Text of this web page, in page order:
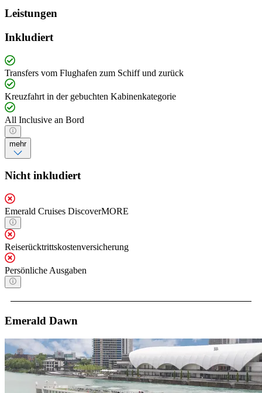
Leistungen
Inkludiert
Transfers vom Flughafen zum Schiff und zurück
Kreuzfahrt in der gebuchten Kabinenkategorie
All Inclusive an Bord
mehr
Nicht inkludiert
Emerald Cruises DiscoverMORE
Reiserücktrittskostenversicherung
Persönliche Ausgaben
Emerald Dawn